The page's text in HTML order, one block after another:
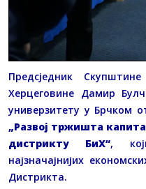
Предсједник
Херцеговине Дамир
универзитету у Брчком
„Развој тржишта
дистрикту БиХ“,
најзначајнијих
Дистрикта.